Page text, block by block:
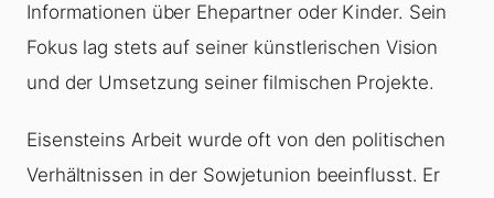
Informationen über Ehepartner oder Kinder. Sein
Fokus lag stets auf seiner künstlerischen Vision
und der Umsetzung seiner filmischen Projekte.
Eisensteins Arbeit wurde oft von den politischen
Verhältnissen in der Sowjetunion beeinflusst. Er